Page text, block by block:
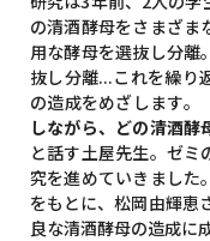
の清酒酵母をさまざま
用な酵母を選抜し分離
抜し分離...これを繰り
の造成をめざします。
しながら、どの清酒
と話す土屋先生。ゼミ
究を進めていきました
をもとに、松岡由輝恵
良な清酒酵母の造成に